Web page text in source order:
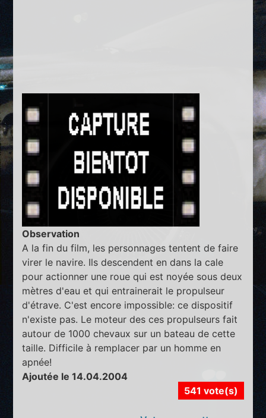
Observation
A la fin du film, les personnages tentent de faire
virer le navire. Ils descendent en dans la cale
pour actionner une roue qui est noyée sous deux
mètres d'eau et qui entrainerait le propulseur
d'étrave. C'est encore impossible: ce dispositif
n'existe pas. Le moteur des ces propulseurs fait
autour de 1000 chevaux sur un bateau de cette
taille. Difficile à remplacer par un homme en
apnée!
Ajoutée le 14.04.2004
541 vote(s)